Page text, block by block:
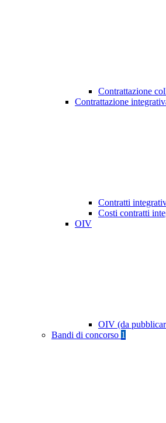
Contrattazione
Contrattazione
Contratti
Costi contratti
OIV
OIV (da
Bandi di concorso 1